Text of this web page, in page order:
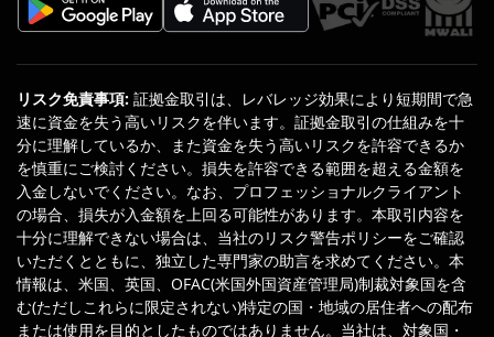
リスク免責事項: 証拠金取引は、レバレッジ効果により短期間で急
速に資金を失う高いリスクを伴います。証拠金取引の仕組みを十
分に理解しているか、また資金を失う高いリスクを許容できるか
を慎重にご検討ください。損失を許容できる範囲を超える金額を
入金しないでください。なお、プロフェッショナルクライアント
の場合、損失が入金額を上回る可能性があります。本取引内容を
十分に理解できない場合は、当社のリスク警告ポリシーをご確認
いただくとともに、独立した専門家の助言を求めてください。本
情報は、米国、英国、OFAC(米国外国資産管理局)制裁対象国を含
む(ただしこれらに限定されない)特定の国・地域の居住者への配布
または使用を目的としたものではありません。当社は、対象国・